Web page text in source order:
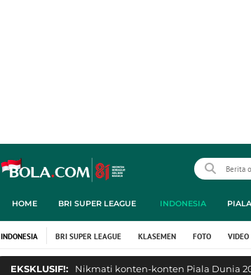
HOME BRI SUPER LEAGUE INDONESIA
INDONESIA BRI SUPER LEAGUE KLASEMEN FOTO VIDEO
EKSKLUSIF!: Nikmati konten-konten Piala Dunia